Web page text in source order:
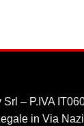
– P.IVA
in Via